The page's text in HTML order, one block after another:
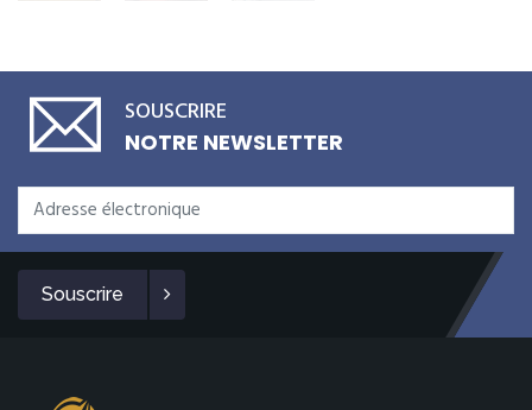
SOUSCRIRE
NOTRE NEWSLETTER
Souscrire